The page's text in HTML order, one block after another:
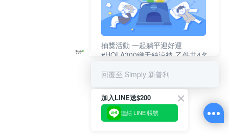
抽獎活動 一起躺平迎好運
#HOLA300織天絲涼被-乙件共4名
回覆至 Simply 新普利
加入LINE送$200
連結 LINE 帳號